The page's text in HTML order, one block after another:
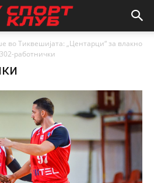
во Тиквешијата: „Центарци“ за влакно
работнички